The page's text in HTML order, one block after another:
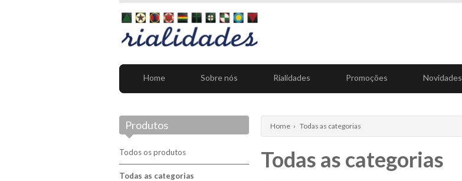
Home Sobre nós Rialidades Promoções Novidades
Produtos
Todos os produtos
Todas as categorias
Home › Todas as categorias
Todas as categorias